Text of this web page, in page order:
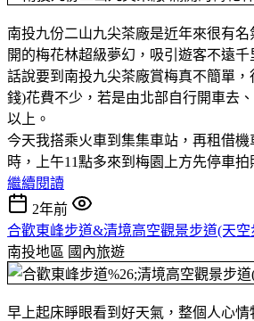
南投九份二山九尖茶廠是近年來很有
開的梅花林超級夢幻，吸引遊客不遠千
話說要到南投九尖茶廠賞梅真不簡單
錢)花費不少，若是由北部自行開車去
以上。
今天我搭乘火車到集集車站，再租借機
時，上午11點多來到梅園上方先停車拍
繼續閱讀
2年前
合歡東峰步道&清境高空觀景步道(天空
南投地區 國內旅遊
早上起床睜眼看到好天氣，整個人心